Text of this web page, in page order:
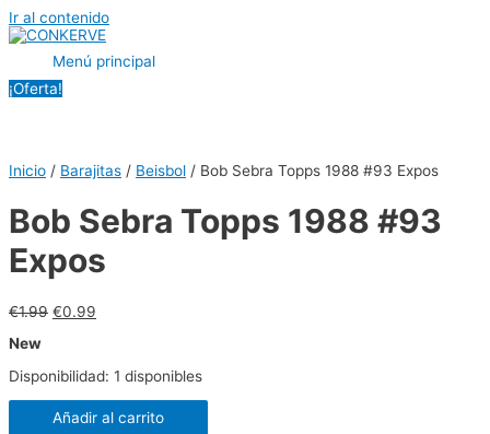
Ir al contenido
Menú principal
¡Oferta!
Inicio / Barajitas / Beisbol / Bob Sebra Topps 1988 #93 Expos
Bob Sebra Topps 1988 #93
Expos
€1.99 €0.99
New
Disponibilidad: 1 disponibles
Añadir al carrito